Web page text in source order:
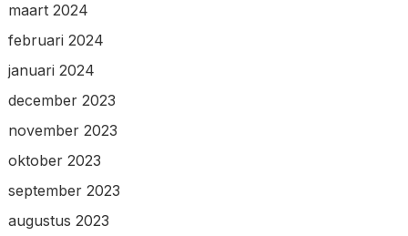
maart 2024
februari 2024
januari 2024
december 2023
november 2023
oktober 2023
september 2023
augustus 2023